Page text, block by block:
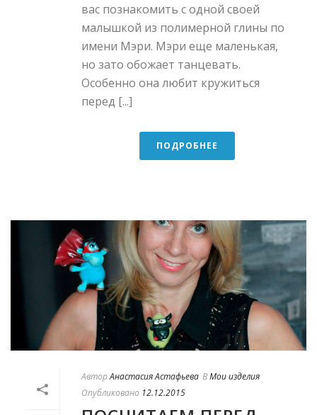
вас познакомить с одной своей
малышкой из полимерной глины по
имени Мэри. Мэри еще маленькая,
но зато обожает танцевать.
Особенно она любит кружиться
перед [...]
ПОДРОБНЕЕ
АвторАнастасия Астафьева ВМои изделия
Опубликовано 12.12.2015